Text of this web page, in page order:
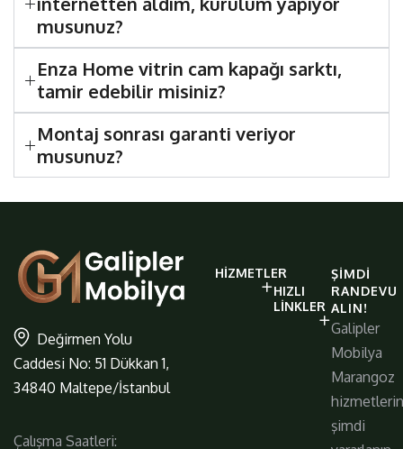
musunuz?
Enza Home vitrin cam kapağı sarktı,
tamir edebilir misiniz?
Montaj sonrası garanti veriyor
musunuz?
Değirmen Yolu
Caddesi No: 51 Dükkan 1,
34840 Maltepe/İstanbul
Çalışma Saatleri:
galiplermobilya
https://
HIZMETLER
HIZLI
LINKLER
ŞIMDI
RANDEVU
ALIN!
Galipler
Mobilya
Marangoz
şimdi